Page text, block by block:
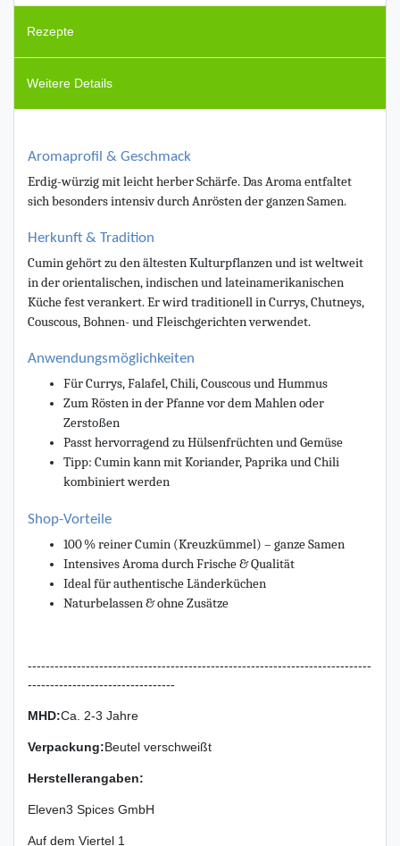
Rezepte
Weitere Details
Aromaprofil & Geschmack
Erdig-würzig mit leicht herber Schärfe. Das Aroma entfaltet
sich besonders intensiv durch Anrösten der ganzen Samen.
Herkunft & Tradition
Cumin gehört zu den ältesten Kulturpflanzen und ist weltweit
in der orientalischen, indischen und lateinamerikanischen
Küche fest verankert. Er wird traditionell in Currys, Chutneys,
Couscous, Bohnen- und Fleischgerichten verwendet.
Anwendungsmöglichkeiten
Für Currys, Falafel, Chili, Couscous und Hummus
Zum Rösten in der Pfanne vor dem Mahlen oder
Zerstoßen
Passt hervorragend zu Hülsenfrüchten und Gemüse
Tipp: Cumin kann mit Koriander, Paprika und Chili
kombiniert werden
Shop-Vorteile
100 % reiner Cumin (Kreuzkümmel) – ganze Samen
Intensives Aroma durch Frische & Qualität
Ideal für authentische Länderküchen
Naturbelassen & ohne Zusätze
-----------------------------------------------------------------------------
---------------------------------
MHD:Ca. 2-3 Jahre
Verpackung:Beutel verschweißt
Herstellerangaben:
Eleven3 Spices GmbH
Auf dem Viertel 1